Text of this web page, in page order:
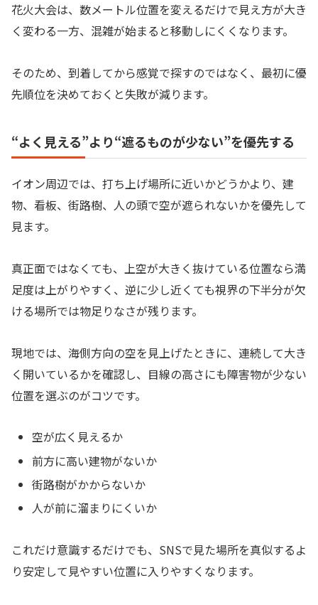
花火大会は、数メートル位置を変えるだけで見え方が大き
く変わる一方、混雑が始まると移動しにくくなります。
そのため、到着してから感覚で探すのではなく、最初に優
先順位を決めておくと失敗が減ります。
“よく見える”より“遮るものが少ない”を優先する
イオン周辺では、打ち上げ場所に近いかどうかより、建
物、看板、街路樹、人の頭で空が遮られないかを優先して
見ます。
真正面ではなくても、上空が大きく抜けている位置なら満
足度は上がりやすく、逆に少し近くても視界の下半分が欠
ける場所では物足りなさが残ります。
現地では、海側方向の空を見上げたときに、連続して大き
く開いているかを確認し、目線の高さにも障害物が少ない
位置を選ぶのがコツです。
空が広く見えるか
前方に高い建物がないか
街路樹がかからないか
人が前に溜まりにくいか
これだけ意識するだけでも、SNSで見た場所を真似するよ
り安定して見やすい位置に入りやすくなります。